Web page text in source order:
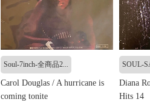
Soul-7inch-全商品2...
Carol Douglas / A hurricane is
coming tonite
SOUL-
Diana
Hits 14